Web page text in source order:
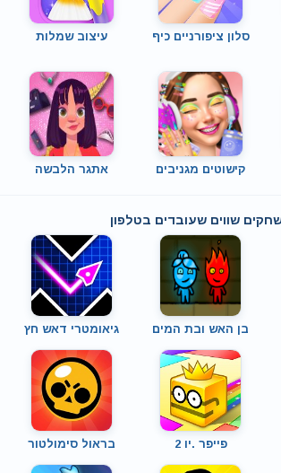
סלון ציפורניים כיף עיצוב שמלות
קישוטים מגניבים אתגר הלבשה
שווים שעובדים בטלפון
בן האש ובת המים גיאומטרי דאש חץ
פייפר .יו 2 בראול סימולטור